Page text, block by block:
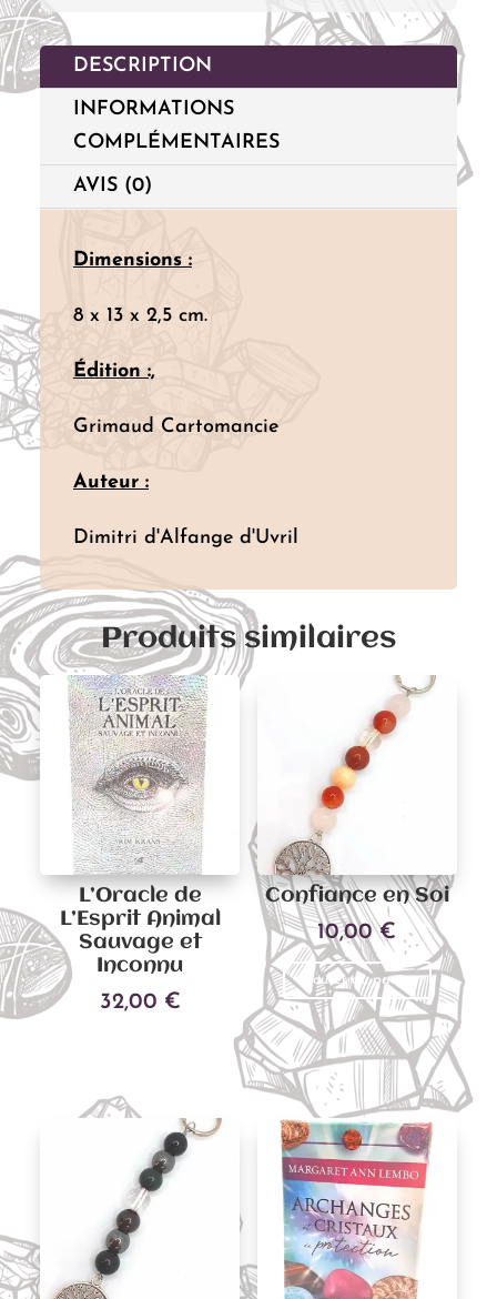
DESCRIPTION
INFORMATIONS
COMPLÉMENTAIRES
AVIS (0)
Dimensions :
8 x 13 x 2,5 cm.
Édition :,
Grimaud Cartomancie
Auteur :
Dimitri d'Alfange d'Uvril
Produits similaires
L’Oracle de
L’Esprit Animal
Sauvage et
Inconnu
32,00 €
Confiance en Soi
10,00€
Ajouter au panier